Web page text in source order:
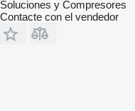
Soluciones y Compresores
Contacte con el vendedor